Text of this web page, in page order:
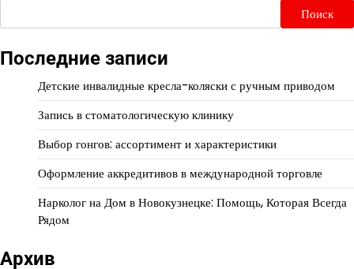
Поиск
Последние записи
Детские инвалидные кресла-коляски с ручным приводом
Запись в стоматологическую клинику
Выбор гонгов: ассортимент и характеристики
Оформление аккредитивов в международной торговле
Нарколог на Дом в Новокузнецке: Помощь, Которая Всегда
Рядом
Архив